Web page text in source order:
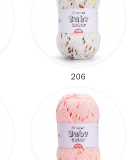
206